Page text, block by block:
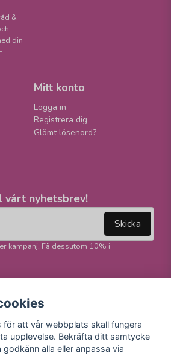
&
din
Mitt konto
Logga in
Registrera dig
Glömt lösenord?
vårt nyhetsbrev!
Skicka
kampanj. Få dessutom 10% i
E-handel
för att vår webbplats skall fungera
upplevelse. Bekräfta ditt samtycke
alla eller anpassa via